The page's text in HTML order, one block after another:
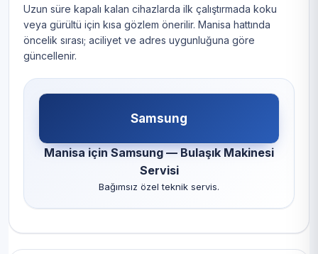
Uzun süre kapalı kalan cihazlarda ilk çalıştırmada koku
veya gürültü için kısa gözlem önerilir. Manisa hattında
öncelik sırası; aciliyet ve adres uygunluğuna göre
güncellenir.
Samsung
Manisa için Samsung — Bulaşık Makinesi
Servisi
Bağımsız özel teknik servis.